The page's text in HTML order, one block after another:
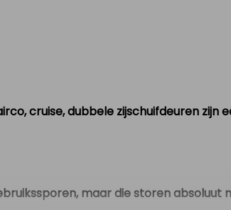
cruise, dubbele zijschuifdeuren zijn
maar die storen absoluut